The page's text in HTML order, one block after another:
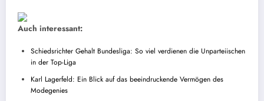
Auch interessant:
Schiedsrichter Gehalt Bundesliga: So viel verdienen die Unparteiischen
in der Top-Liga
Karl Lagerfeld: Ein Blick auf das beeindruckende Vermögen des
Modegenies